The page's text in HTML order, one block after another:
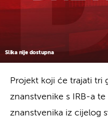
Slika nije dostupna
Projekt koji će trajati tri
znanstvenike s IRB-a
znanstvenika iz cijelog